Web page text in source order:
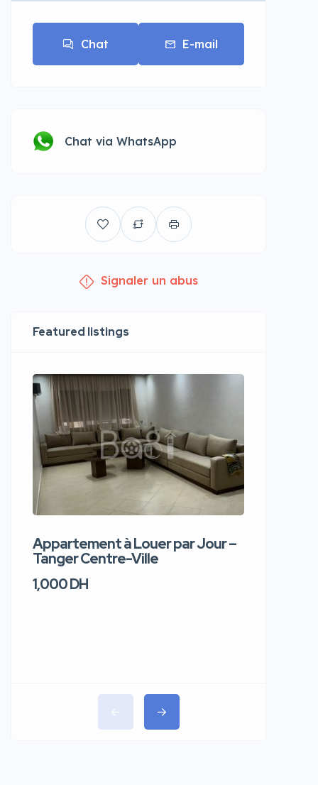
Chat E-mail
Chat via WhatsApp
Signaler un abus
Featured listings
Appartement à Louer par Jour –
Tanger Centre-Ville
1,000 DH